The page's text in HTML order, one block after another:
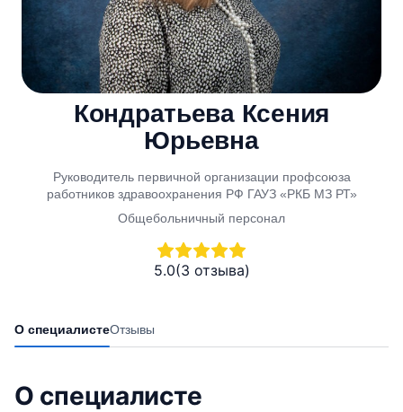
Кондратьева Ксения
Юрьевна
Руководитель первичной организации профсоюза
работников здравоохранения РФ ГАУЗ «РКБ МЗ РТ»
Общебольничный персонал
5.0(3 отзыва)
О специалистеОтзывы
О специалисте